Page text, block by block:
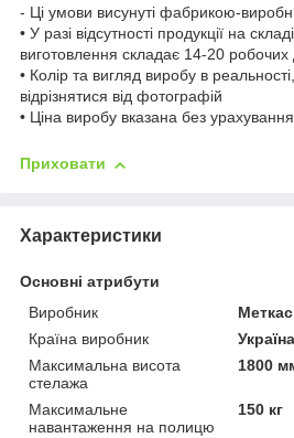
- Ці умови висунуті фабрикою-
• У разі відсутності продукції на
виготовлення складає 14-20 робочих
• Колір та вигляд виробу в
відрізнятися від фотографій
• Ціна виробу вказана без
Приховати
Характеристики
Основні атрибути
Виробник
Меткас
Країна виробник
Україна
Максимальна висота
стелажа
1800
Максимальне
навантаження на полицю
150 кг